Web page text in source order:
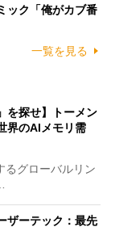
ック「俺がカブ番
一覧を見る
を探せ】トーメン
界のAIメモリ需
グローバルリン
ザーテック：最先